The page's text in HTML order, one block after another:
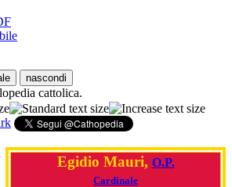
nascondi
cattolica.
Egidio Mauri, O.P.
Cardinale